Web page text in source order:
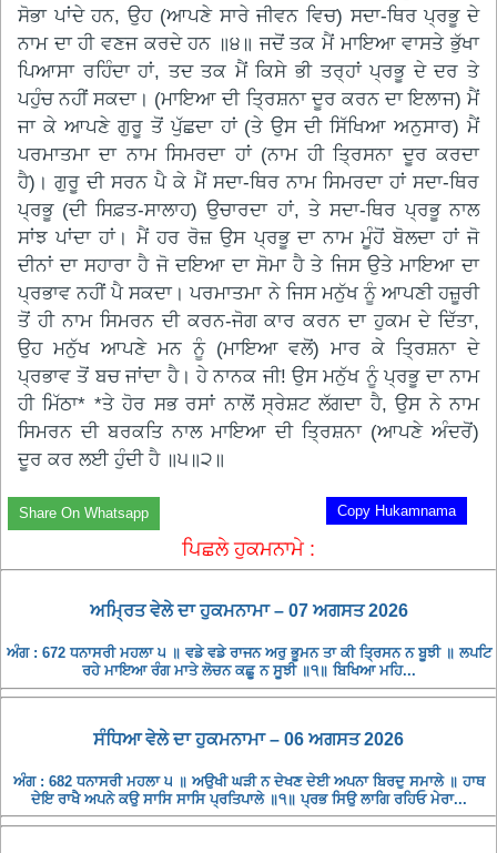
ਸੋਭਾ ਪਾਂਦੇ ਹਨ, ਉਹ (ਆਪਣੇ ਸਾਰੇ ਜੀਵਨ ਵਿਚ) ਸਦਾ-ਥਿਰ ਪ੍ਰਭੂ ਦੇ
ਨਾਮ ਦਾ ਹੀ ਵਣਜ ਕਰਦੇ ਹਨ ॥੪॥ ਜਦੋਂ ਤਕ ਮੈਂ ਮਾਇਆ ਵਾਸਤੇ ਭੁੱਖਾ
ਪਿਆਸਾ ਰਹਿੰਦਾ ਹਾਂ, ਤਦ ਤਕ ਮੈਂ ਕਿਸੇ ਭੀ ਤਰ੍ਹਾਂ ਪ੍ਰਭੂ ਦੇ ਦਰ ਤੇ
ਪਹੁੰਚ ਨਹੀਂ ਸਕਦਾ। (ਮਾਇਆ ਦੀ ਤ੍ਰਿਸ਼ਨਾ ਦੂਰ ਕਰਨ ਦਾ ਇਲਾਜ) ਮੈਂ
ਜਾ ਕੇ ਆਪਣੇ ਗੁਰੂ ਤੋਂ ਪੁੱਛਦਾ ਹਾਂ (ਤੇ ਉਸ ਦੀ ਸਿੱਖਿਆ ਅਨੁਸਾਰ) ਮੈਂ
ਪਰਮਾਤਮਾ ਦਾ ਨਾਮ ਸਿਮਰਦਾ ਹਾਂ (ਨਾਮ ਹੀ ਤ੍ਰਿਸਨਾ ਦੂਰ ਕਰਦਾ
ਹੈ)। ਗੁਰੂ ਦੀ ਸਰਨ ਪੈ ਕੇ ਮੈਂ ਸਦਾ-ਥਿਰ ਨਾਮ ਸਿਮਰਦਾ ਹਾਂ ਸਦਾ-ਥਿਰ
ਪ੍ਰਭੂ (ਦੀ ਸਿਫ਼ਤ-ਸਾਲਾਹ) ਉਚਾਰਦਾ ਹਾਂ, ਤੇ ਸਦਾ-ਥਿਰ ਪ੍ਰਭੂ ਨਾਲ
ਸਾਂਝ ਪਾਂਦਾ ਹਾਂ। ਮੈਂ ਹਰ ਰੋਜ਼ ਉਸ ਪ੍ਰਭੂ ਦਾ ਨਾਮ ਮੂੰਹੋਂ ਬੋਲਦਾ ਹਾਂ ਜੋ
ਦੀਨਾਂ ਦਾ ਸਹਾਰਾ ਹੈ ਜੋ ਦਇਆ ਦਾ ਸੋਮਾ ਹੈ ਤੇ ਜਿਸ ਉਤੇ ਮਾਇਆ ਦਾ
ਪ੍ਰਭਾਵ ਨਹੀਂ ਪੈ ਸਕਦਾ। ਪਰਮਾਤਮਾ ਨੇ ਜਿਸ ਮਨੁੱਖ ਨੂੰ ਆਪਣੀ ਹਜ਼ੂਰੀ
ਤੋਂ ਹੀ ਨਾਮ ਸਿਮਰਨ ਦੀ ਕਰਨ-ਜੋਗ ਕਾਰ ਕਰਨ ਦਾ ਹੁਕਮ ਦੇ ਦਿੱਤਾ,
ਉਹ ਮਨੁੱਖ ਆਪਣੇ ਮਨ ਨੂੰ (ਮਾਇਆ ਵਲੋਂ) ਮਾਰ ਕੇ ਤ੍ਰਿਸ਼ਨਾ ਦੇ
ਪ੍ਰਭਾਵ ਤੋਂ ਬਚ ਜਾਂਦਾ ਹੈ। ਹੇ ਨਾਨਕ ਜੀ! ਉਸ ਮਨੁੱਖ ਨੂੰ ਪ੍ਰਭੂ ਦਾ ਨਾਮ
ਹੀ ਮਿੱਠਾ* *ਤੇ ਹੋਰ ਸਭ ਰਸਾਂ ਨਾਲੋਂ ਸ੍ਰੇਸ਼ਟ ਲੱਗਦਾ ਹੈ, ਉਸ ਨੇ ਨਾਮ
ਸਿਮਰਨ ਦੀ ਬਰਕਤਿ ਨਾਲ ਮਾਇਆ ਦੀ ਤ੍ਰਿਸ਼ਨਾ (ਆਪਣੇ ਅੰਦਰੋਂ)
ਦੂਰ ਕਰ ਲਈ ਹੁੰਦੀ ਹੈ ॥੫॥੨॥
Copy Hukamnama
Share On Whatsapp
ਪਿਛਲੇ ਹੁਕਮਨਾਮੇ :
ਅਮ੍ਰਿਤ ਵੇਲੇ ਦਾ ਹੁਕਮਨਾਮਾ – 07 ਅਗਸਤ 2026
ਅੰਗ : 672 ਧਨਾਸਰੀ ਮਹਲਾ ੫ ॥ ਵਡੇ ਵਡੇ ਰਾਜਨ ਅਰੁ ਭੂਮਨ ਤਾ ਕੀ ਤ੍ਰਿਸਨ ਨ ਬੂਝੀ ॥ ਲਪਟਿ
ਰਹੇ ਮਾਇਆ ਰੰਗ ਮਾਤੇ ਲੋਚਨ ਕਛੂ ਨ ਸੂਝੀ ॥੧॥ ਬਿਖਿਆ ਮਹਿ...
ਸੰਧਿਆ ਵੇਲੇ ਦਾ ਹੁਕਮਨਾਮਾ – 06 ਅਗਸਤ 2026
ਅੰਗ : 682 ਧਨਾਸਰੀ ਮਹਲਾ ੫ ॥ ਅਉਖੀ ਘੜੀ ਨ ਦੇਖਣ ਦੇਈ ਅਪਨਾ ਬਿਰਦੁ ਸਮਾਲੇ ॥ ਹਾਥ
ਦੇਇ ਰਾਖੈ ਅਪਨੇ ਕਉ ਸਾਸਿ ਸਾਸਿ ਪ੍ਰਤਿਪਾਲੇ ॥੧॥ ਪ੍ਰਭ ਸਿਉ ਲਾਗਿ ਰਹਿਓ ਮੇਰਾ...